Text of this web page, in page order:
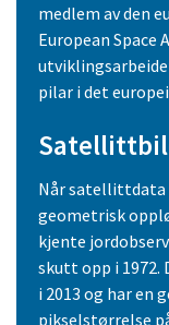
medlem av den
European Space
pilar i det
Når satellittdata
geometrisk
kjente
skutt opp i 1972.
i 2013 og har en
pikselstørrelse